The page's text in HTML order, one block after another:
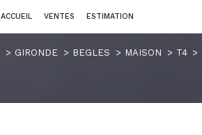
ACCUEIL VENTES ESTIMATION
GIRONDE BEGLES MAISON T4